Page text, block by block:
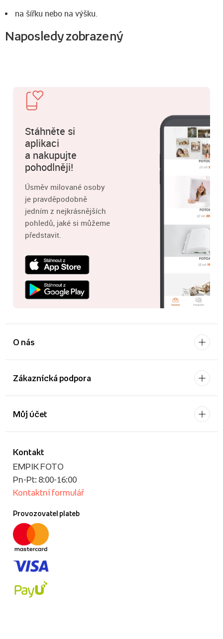
na šířku nebo na výšku.
Naposledy zobrazený
Stáhněte si
aplikaci
a nakupujte
pohodlněji!
Úsměv milované osoby
je pravděpodobně
jedním z nejkrásnějších
pohledů, jaké si můžeme
představit.
O nás
Zákaznícká podpora
Kontakt
EMPIK FOTO
Pn-Pt: 8:00-16:00
Kontaktní formulář
Provozovatel plateb
Můj účet